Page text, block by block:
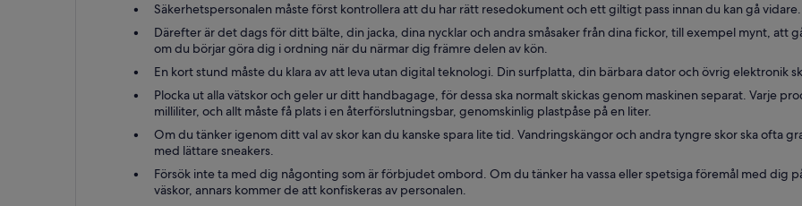
Säkerhetspersonalen måste först kontrollera att du har rätt resedokument och ett giltigt pass innan du kan gå
Därefter är det dags för ditt bälte, din jacka, dina nycklar och andra småsaker från dina fickor, till exempel mynt,
om du börjar göra dig i ordning när du närmar dig främre delen av kön.
En kort stund måste du klara av att leva utan digital teknologi. Din surfplatta, din bärbara dator och övrig elektronik
Plocka ut alla vätskor och geler ur ditt handbagage, för dessa ska normalt skickas genom maskinen separat. Varje
milliliter, och allt måste få plats i en återförslutningsbar, genomskinlig plastpåse på en liter.
Om du tänker igenom ditt val av skor kan du kanske spara lite tid. Vandringskängor och andra tyngre skor ska ofta
med lättare sneakers.
Försök inte ta med dig någonting som är förbjudet ombord. Om du tänker ha vassa eller spetsiga föremål med dig
väskor, annars kommer de att konfiskeras av personalen.